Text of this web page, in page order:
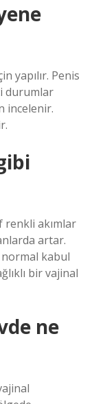
yapılır. Penis
durumlar
incelenir.
renkli akımlar
artar.
kabul
bir vajinal
ne